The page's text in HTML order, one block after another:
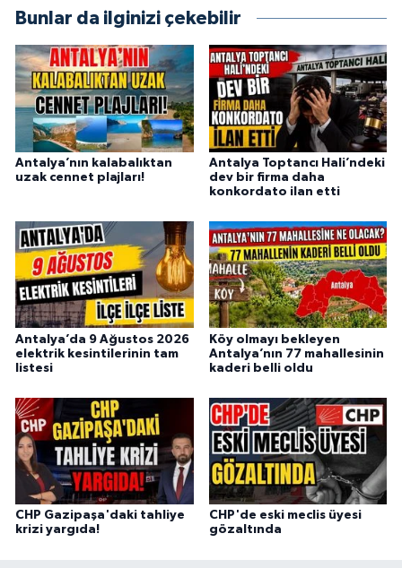
Bunlar da ilginizi çekebilir
Antalya’nın kalabalıktan
uzak cennet plajları!
Antalya Toptancı Hali’ndeki
dev bir firma daha
konkordato ilan etti
Antalya’da 9 Ağustos 2026
elektrik kesintilerinin tam
listesi
Köy olmayı bekleyen
Antalya’nın 77 mahallesinin
kaderi belli oldu
CHP Gazipaşa'daki tahliye
krizi yargıda!
CHP'de eski meclis üyesi
gözaltında